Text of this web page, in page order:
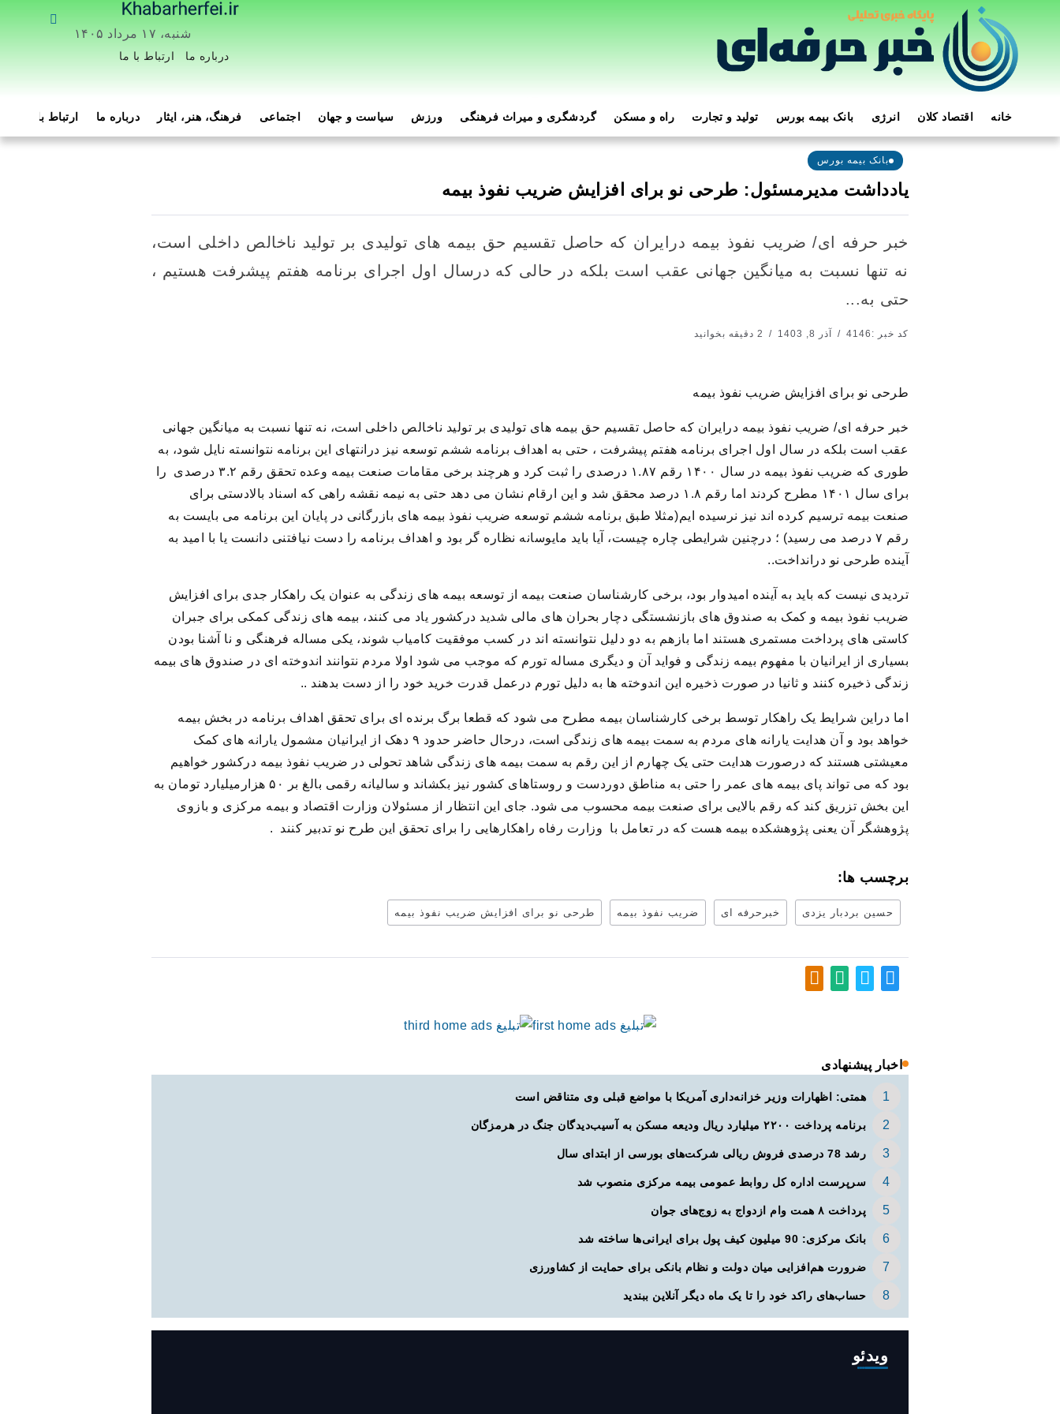
شنبه، ۱۷ مرداد ۱۴۰۵
درباره ما ارتباط با ما
خانه اقتصاد کلان انرژی بانک بیمه بورس تولید و تجارت راه و مسکن گردشگری و میراث فرهنگی ورزش سیاست و جهان اجتماعی فرهنگ، هنر، ایثار درباره ما ارتباط با ما
بانک بیمه بورس
یادداشت مدیرمسئول: طرحی نو برای افزایش ضریب نفوذ بیمه
خبر حرفه ای/ ضریب نفوذ بیمه درایران که حاصل تقسیم حق بیمه های تولیدی بر تولید ناخالص داخلی است،
نه تنها نسبت به میانگین جهانی عقب است بلکه در حالی که درسال اول اجرای برنامه هفتم پیشرفت هستیم ،
حتی به...
کد خبر :4146 آذر 8, 1403
طرحی نو برای افزایش ضریب نفوذ بیمه
خبر حرفه ای/ ضریب نفوذ بیمه درایران که حاصل تقسیم حق بیمه های تولیدی بر تولید ناخالص داخلی است، نه تنها نسبت به میانگین جهانی
عقب است بلکه در سال اول اجرای برنامه هفتم پیشرفت ، حتی به اهداف برنامه ششم توسعه نیز درانتهای این برنامه نتوانسته نایل شود، به
طوری که ضریب نفوذ بیمه در سال ۱۴۰۰ رقم ۱.۸۷ درصدی را ثبت کرد و هرچند برخی مقامات صنعت بیمه وعده تحقق رقم ۳.۲ درصدی را
برای سال ۱۴۰۱ مطرح کردند اما رقم ۱.۸ درصد محقق شد و این ارقام نشان می دهد حتی به نیمه نقشه راهی که اسناد بالادستی برای
صنعت بیمه ترسیم کرده اند نیز نرسیده ایم(مثلا طبق برنامه ششم توسعه ضریب نفوذ بیمه های بازرگانی در پایان این برنامه می بایست به
رقم ۷ درصد می رسید) ؛ درچنین شرایطی چاره چیست، آیا باید مایوسانه نظاره گر بود و اهداف برنامه را دست نیافتنی دانست یا با امید به
آینده طرحی نو درانداخت..
تردیدی نیست که باید به آینده امیدوار بود، برخی کارشناسان صنعت بیمه از توسعه بیمه های زندگی به عنوان یک راهکار جدی برای افزایش
ضریب نفوذ بیمه و کمک به صندوق های بازنشستگی دچار بحران های مالی شدید درکشور یاد می کنند، بیمه های زندگی کمکی برای جبران
کاستی های پرداخت مستمری هستند اما بازهم به دو دلیل نتوانسته اند در کسب موفقیت کامیاب شوند، یکی مساله فرهنگی و نا آشنا بودن
بسیاری از ایرانیان با مفهوم بیمه زندگی و فواید آن و دیگری مساله تورم که موجب می شود اولا مردم نتوانند اندوخته ای در صندوق های بیمه
زندگی ذخیره کنند و ثانیا در صورت ذخیره این اندوخته ها به دلیل تورم درعمل قدرت خرید خود را از دست بدهند ..
اما دراین شرایط یک راهکار توسط برخی کارشناسان بیمه مطرح می شود که قطعا برگ برنده ای برای تحقق اهداف برنامه در بخش بیمه
خواهد بود و آن هدایت یارانه های مردم به سمت بیمه های زندگی است، درحال حاضر حدود ۹ دهک از ایرانیان مشمول یارانه های کمک
معیشتی هستند که درصورت هدایت حتی یک چهارم از این رقم به سمت بیمه های زندگی شاهد تحولی در ضریب نفوذ بیمه درکشور خواهیم
بود که می تواند پای بیمه های عمر را حتی به مناطق دوردست و روستاهای کشور نیز بکشاند و سالیانه رقمی بالغ بر ۵۰ هزارمیلیارد تومان به
این بخش تزریق کند که رقم بالایی برای صنعت بیمه محسوب می شود. جای این انتظار از مسئولان وزارت اقتصاد و بیمه مرکزی و بازوی
پژوهشگر آن یعنی پژوهشکده بیمه هست که در تعامل با وزارت رفاه راهکارهایی را برای تحقق این طرح نو تدبیر کنند .
برچسب ها:
حسین بردبار یزدی خبرحرفه ای ضریب نفوذ بیمه طرحی نو برای افزایش ضریب نفوذ بیمه
اخبار پیشنهادی
همتی: اظهارات وزیر خزانه‌داری آمریکا با مواضع قبلی وی متناقض است
برنامه پرداخت ۲۲۰۰ میلیارد ریال ودیعه مسکن به آسیب‌دیدگان جنگ در هرمزگان
رشد 78 درصدی فروش ریالی شرکت‌های بورسی از ابتدای سال
سرپرست اداره کل روابط عمومی بیمه مرکزی منصوب شد
پرداخت ۸ همت وام ازدواج به زوج‌های جوان
بانک مرکزی: 90 میلیون کیف پول برای ایرانی‌ها ساخته شد
ضرورت هم‌افزایی میان دولت و نظام بانکی برای حمایت از کشاورزی
حساب‌های راکد خود را تا یک ماه دیگر آنلاین ببندید
ویدئو